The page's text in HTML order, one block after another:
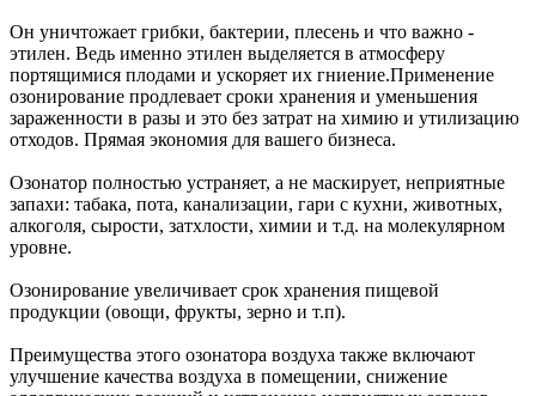
Он уничтожает грибки, бактерии, плесень и что важно -
этилен. Ведь именно этилен выделяется в атмосферу
портящимися плодами и ускоряет их гниение.Применение
озонирование продлевает сроки хранения и уменьшения
зараженности в разы и это без затрат на химию и утилизацию
отходов. Прямая экономия для вашего бизнеса.
Озонатор полностью устраняет, а не маскирует, неприятные
запахи: табака, пота, канализации, гари с кухни, животных,
алкоголя, сырости, затхлости, химии и т.д. на молекулярном
уровне.
Озонирование увеличивает срок хранения пищевой
продукции (овощи, фрукты, зерно и т.п).
Преимущества этого озонатора воздуха также включают
улучшение качества воздуха в помещении, снижение